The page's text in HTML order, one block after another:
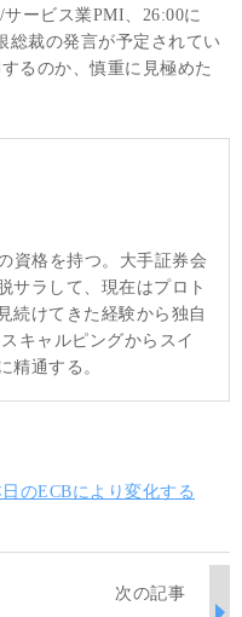
ービス業PMI、26:00に
総裁の発言が予定されてい
るのか、慎重に見極めた
資格を持つ。大手証券会
サラして、現在はプロト
続けてきた経験から独自
キャルピングからスイ
精通する。
のECBにより変化する
次の記事